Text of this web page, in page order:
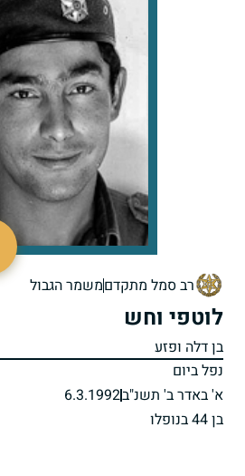
רב סמל מתקדםמשמר הגבול
לוטפי וחש
בן דלה ופזע
נפל ביום
א' באדר ב' תשנ"ב6.3.1992
בן 44 בנופלו